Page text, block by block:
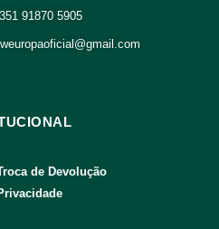
91870 5905
de Devolução